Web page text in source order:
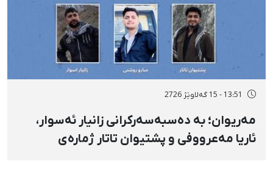
13:51 - 15 گەلاوێژ 2726
مەریوان؛ بە دەسبەسەرکرانی زانیار ئەسوار،
ئاریا مەعرووفی و پشتیوان تاتار ژمارەی